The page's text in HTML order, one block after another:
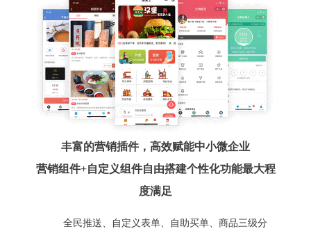
丰富的营销插件，高效赋能中小微企业
营销组件+自定义组件自由搭建个性化功能最大程
度满足
全民推送、自定义表单、自助买单、商品三级分